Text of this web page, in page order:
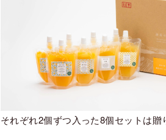
それぞれ2個ずつ入った8個セットは贈